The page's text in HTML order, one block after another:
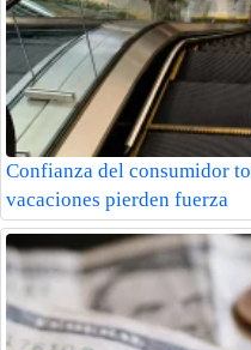
Confianza del consumidor
vacaciones pierden fuerza